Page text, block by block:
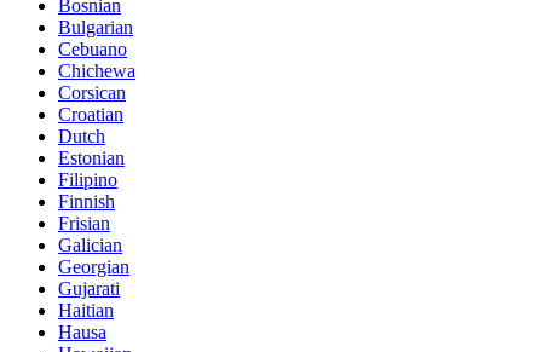
Bosnian
Bulgarian
Cebuano
Chichewa
Corsican
Croatian
Dutch
Estonian
Filipino
Finnish
Frisian
Galician
Georgian
Gujarati
Haitian
Hausa